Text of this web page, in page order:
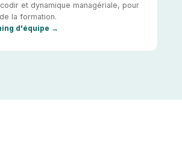
et dynamique managériale, pour
la formation.
d'équipe